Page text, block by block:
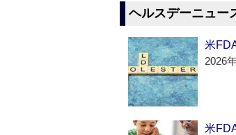
ヘルスデーニュー
米
2026
米